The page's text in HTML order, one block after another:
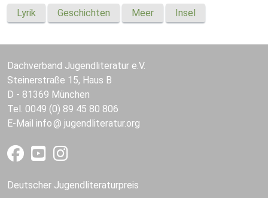
Lyrik Geschichten Meer Insel
Dachverband Jugendliteratur e.V.
Steinerstraße 15, Haus B
D - 81369 München
Tel. 0049 (0) 89 45 80 806
E-Mail info jugendliteratur.org
Deutscher Jugendliteraturpreis